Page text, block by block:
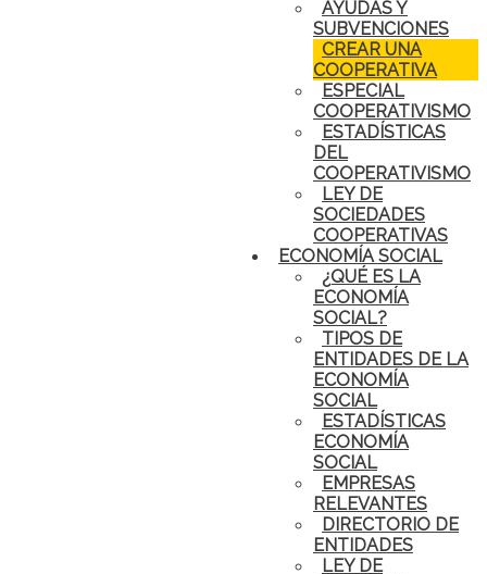
AYUDAS Y
SUBVENCIONES
CREAR UNA
COOPERATIVA
ESPECIAL
COOPERATIVISMO
ESTADÍSTICAS
DEL
COOPERATIVISMO
LEY DE
SOCIEDADES
COOPERATIVAS
ECONOMÍA SOCIAL
¿QUÉ ES LA
ECONOMÍA
SOCIAL?
TIPOS DE
ENTIDADES DE LA
ECONOMÍA
SOCIAL
ESTADÍSTICAS
ECONOMÍA
SOCIAL
EMPRESAS
RELEVANTES
DIRECTORIO DE
ENTIDADES
LEY DE